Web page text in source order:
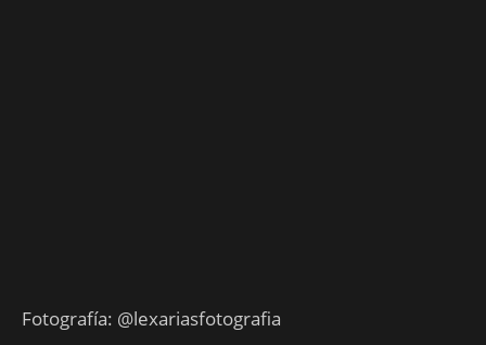
Fotografía: @lexariasfotografia